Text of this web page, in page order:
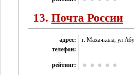
13. Почта России
адрес:
г. Махачкала, ул
телефон:
рейтинг: